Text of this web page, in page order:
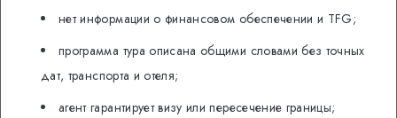
нет информации о финансовом обеспечении и TFG;
программа тура описана общими словами без точных
дат, транспорта и отеля;
агент гарантирует визу или пересечение границы;